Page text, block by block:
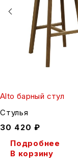
Alto барный стул
Стулья
30 420 ₽
Подробнее
В корзину